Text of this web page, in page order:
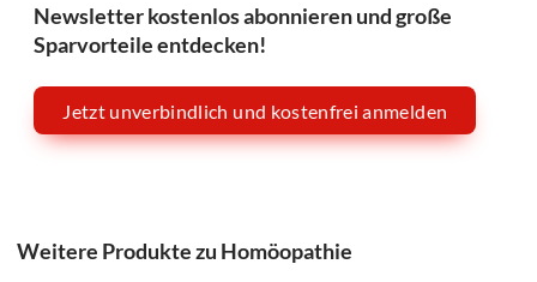
Newsletter kostenlos abonnieren und große
Sparvorteile entdecken!
Jetzt unverbindlich und kostenfrei anmelden
Weitere Produkte zu Homöopathie